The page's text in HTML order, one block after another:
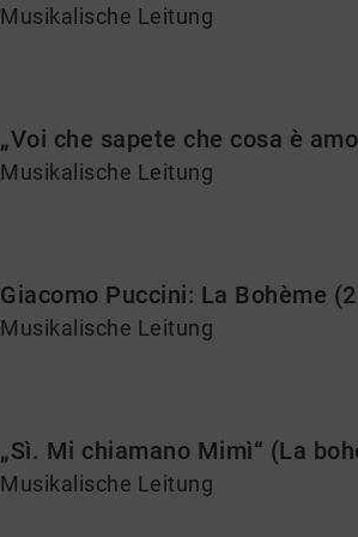
Musikalische Leitung
„Voi che sapete che cosa è
Musikalische Leitung
Giacomo Puccini: La Bohème
Musikalische Leitung
„Sì. Mi chiamano Mimì“ (La
Musikalische Leitung